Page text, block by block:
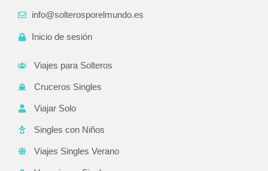
info@solterosporelmundo.es
Inicio de sesión
Viajes para Solteros
Cruceros Singles
Viajar Solo
Singles con Niños
Viajes Singles Verano